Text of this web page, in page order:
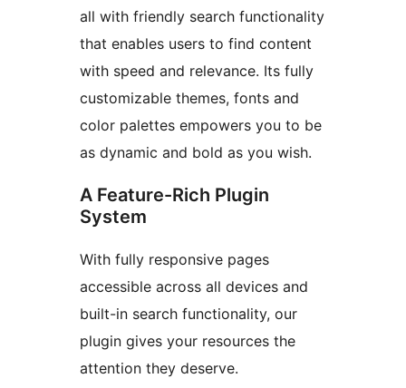
all with friendly search functionality
that enables users to find content
with speed and relevance. Its fully
customizable themes, fonts and
color palettes empowers you to be
as dynamic and bold as you wish.
A Feature-Rich Plugin
System
With fully responsive pages
accessible across all devices and
built-in search functionality, our
plugin gives your resources the
attention they deserve.